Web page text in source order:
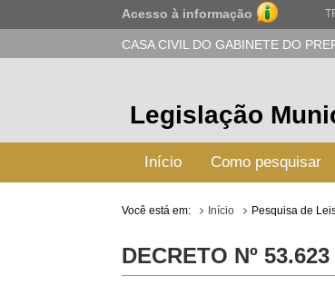
Acesso à informação
CASA CIVIL DO GABINETE DO
Legislação
Início Como pesquisar
Você está em: Início Pesquisa de
DECRETO Nº